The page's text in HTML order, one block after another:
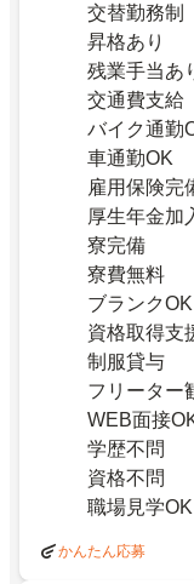
交替勤務制
昇格あり
残業手当あ
交通費支給
バイク通勤
車通勤OK
雇用保険完
厚生年金加
寮完備
寮費無料
ブランクOK
資格取得支
制服貸与
フリーター
WEB面接
学歴不問
資格不問
職場見学OK
かんたん応募